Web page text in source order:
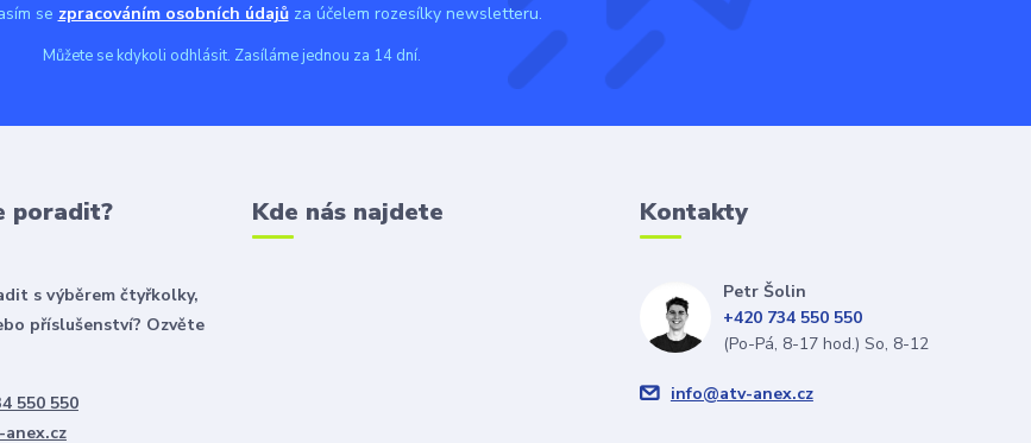
se zpracováním osobních údajůza účelem rozesílky newsletteru.
Můžete se kdykoli odhlásit. Zasíláme jednou za 14 dní.
poradit?
s výběrem čtyřkolky,
příslušenství? Ozvěte
550 550
Kde nás najdete Kontakty
Petr Šolin
+420 734 550 550
(Po-Pá, 8-17 hod.) So, 8-12
info@atv-anex.cz